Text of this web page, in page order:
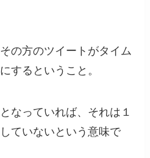
の方のツイートがタイム
するということ。
なっていれば、それは１
ていないという意味で